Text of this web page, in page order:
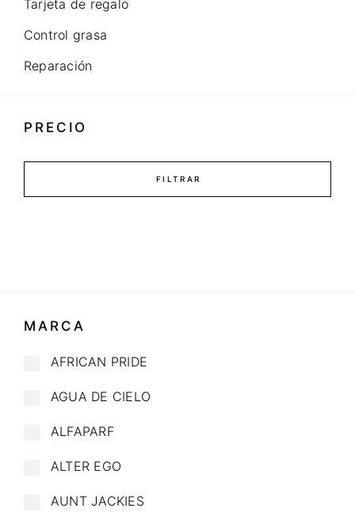
Tarjeta de regalo
Control grasa
Reparación
PRECIO
FILTRAR
MARCA
AFRICAN PRIDE
AGUA DE CIELO
ALFAPARF
ALTER EGO
AUNT JACKIES